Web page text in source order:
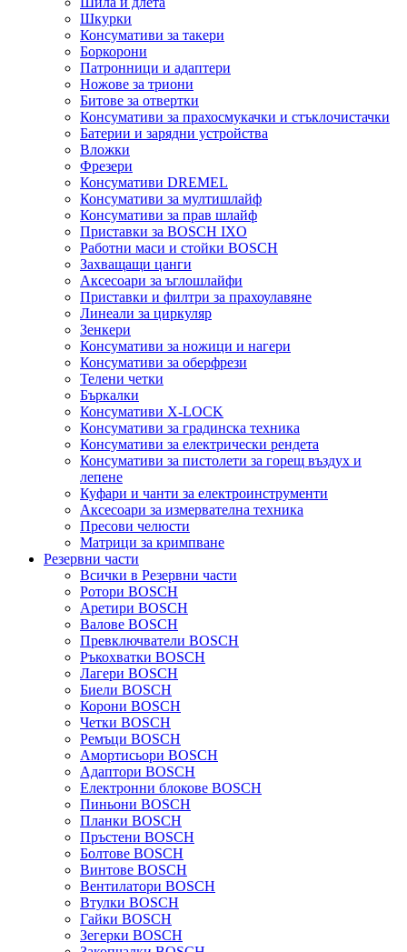
Шкурки
Консумативи за такери
Боркорони
Патронници и адаптери
Ножове за триони
Битове за отвертки
Консумативи за прахосмукачки и стъклочистачки
Батерии и зарядни устройства
Вложки
Фрезери
Консумативи DREMEL
Консумативи за мултишлайф
Консумативи за прав шлайф
Приставки за BOSCH IXO
Работни маси и стойки BOSCH
Захващащи цанги
Аксесоари за ъглошлайфи
Приставки и филтри за прахоулавяне
Линеали за циркуляр
Зенкери
Консумативи за ножици и нагери
Консумативи за оберфрези
Телени четки
Бъркалки
Консумативи X-LOCK
Консумативи за градинска техника
Консумативи за електрически рендета
Консумативи за пистолети за горещ въздух и
лепене
Куфари и чанти за електроинструменти
Аксесоари за измервателна техника
Пресови челюсти
Матрици за кримпване
Резервни части
Всички в Резервни части
Ротори BOSCH
Аретири BOSCH
Валове BOSCH
Превключватели BOSCH
Ръкохватки BOSCH
Лагери BOSCH
Биели BOSCH
Корони BOSCH
Четки BOSCH
Ремъци BOSCH
Амортисьори BOSCH
Адаптори BOSCH
Електронни блокове BOSCH
Пиньони BOSCH
Планки BOSCH
Пръстени BOSCH
Болтове BOSCH
Винтове BOSCH
Вентилатори BOSCH
Втулки BOSCH
Гайки BOSCH
Зегерки BOSCH